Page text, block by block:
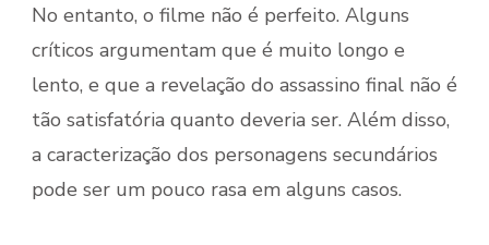
No entanto, o filme não é perfeito. Alguns
críticos argumentam que é muito longo e
lento, e que a revelação do assassino final não é
tão satisfatória quanto deveria ser. Além disso,
a caracterização dos personagens secundários
pode ser um pouco rasa em alguns casos.